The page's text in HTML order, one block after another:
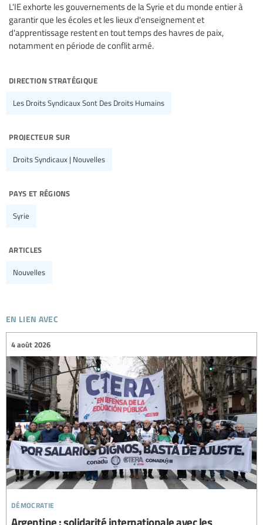
L'IE exhorte les gouvernements de la Syrie et du monde entier à
garantir que les écoles et les lieux d'enseignement et
d'apprentissage restent en tout temps des havres de paix,
notamment en période de conflit armé.
direction stratégique
Les Droits Syndicaux Sont Des Droits Humains
projecteur sur
Droits Syndicaux | Nouvelles
pays et régions
Syrie
articles
Nouvelles
en lien avec
démocratie
4 août 2026
Argentine : solidarité internationale avec les